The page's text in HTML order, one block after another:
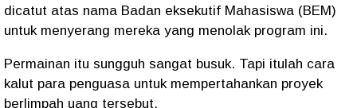
dicatut atas nama Badan eksekutif Mahasiswa (BEM)
untuk menyerang mereka yang menolak program ini.
Permainan itu sungguh sangat busuk. Tapi itulah cara
kalut para penguasa untuk mempertahankan proyek
berlimpah uang tersebut.